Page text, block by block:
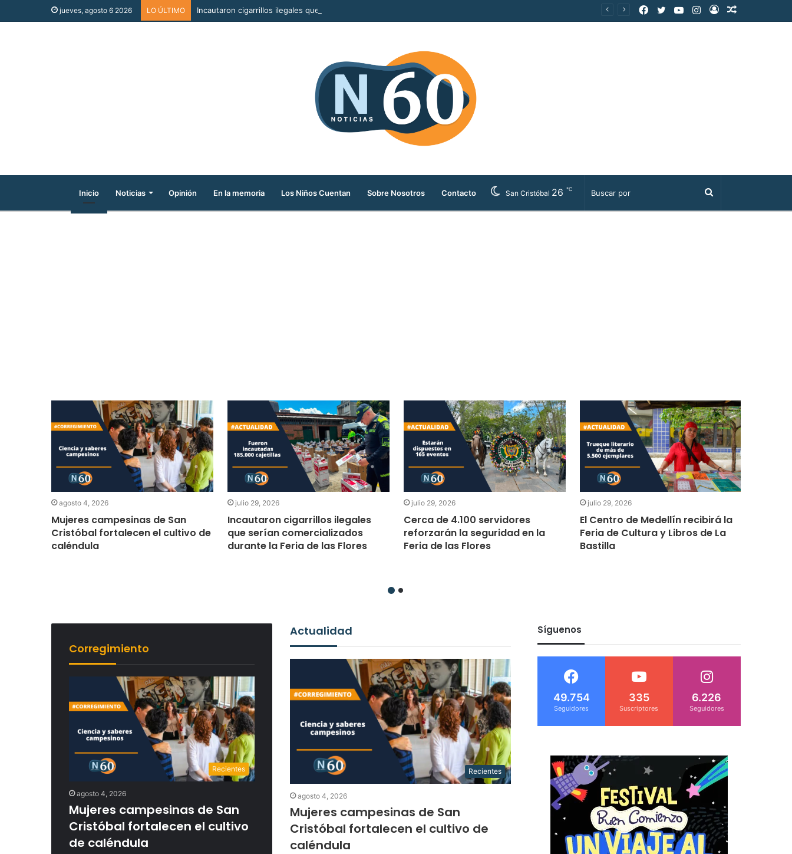
jueves, agosto 6 2026 LO ÚLTIMO Incautaron cigarrillos ilegales que serían comercializados durante la Feria de las Flores Acceso
Instagram
YouTube
Twitter
Facebook
Inicio Noticias Opinión En la memoria Los Niños Cuentan Sobre Nosotros Contacto San Cristóbal 26 ℃
agosto 4, 2026
Mujeres campesinas de San
Cristóbal fortalecen el cultivo de
caléndula
julio 29, 2026
Incautaron cigarrillos ilegales
que serían comercializados
durante la Feria de las Flores
julio 29, 2026
Cerca de 4.100 servidores
reforzarán la seguridad en la
Feria de las Flores
julio 29, 2026
El Centro de Medellín recibirá la
Feria de Cultura y Libros de La
Bastilla
Corregimiento
Recientes
agosto 4, 2026
Mujeres campesinas de San
Cristóbal fortalecen el cultivo
de caléndula
Actualidad
Recientes
agosto 4, 2026
Mujeres campesinas de San
Cristóbal fortalecen el cultivo de
caléndula
Síguenos
49.754
Seguidores
335
Suscriptores
6.226
Seguidores